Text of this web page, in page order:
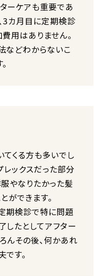
ーケアも重要であ
3カ月目に定期検診
用はありません。
などわからないこ
くる方も多いでし
レックスだった部分
やなりたかった髪
ができます。
期検診で特に問題
たとしてアフター
んその後、何かあれ
す。